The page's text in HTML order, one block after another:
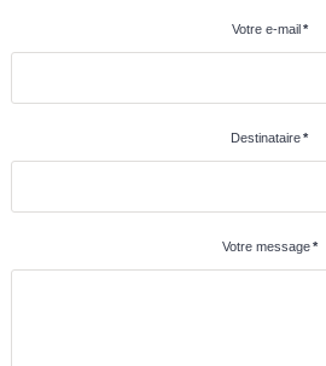
Votre e-mail *
Destinataire*
Votre message *